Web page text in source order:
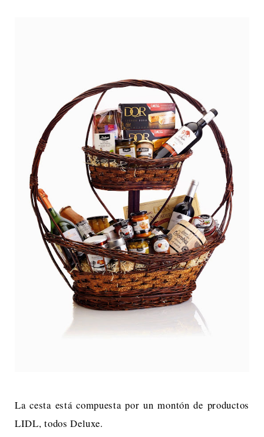
La cesta está compuesta por un montón de productos
LIDL, todos Deluxe.